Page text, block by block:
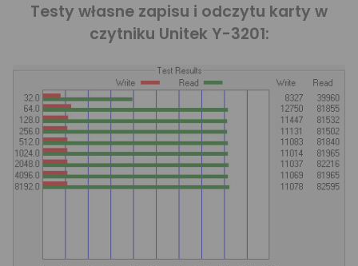
Testy własne zapisu i odczytu karty w
czytniku Unitek Y-3201: